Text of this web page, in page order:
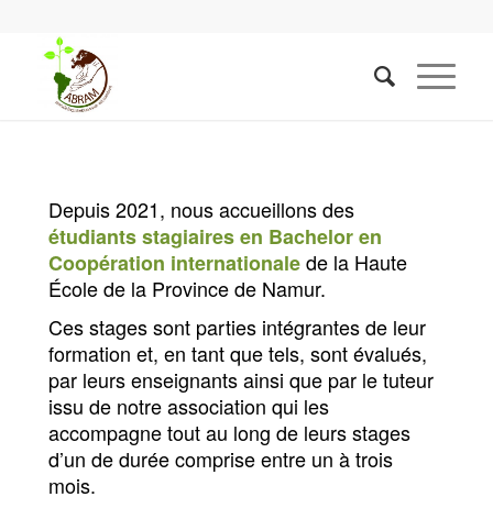
Depuis 2021, nous accueillons des
étudiants stagiaires en Bachelor en
Coopération internationalede la Haute
École de la Province de Namur.
Ces stages sont parties intégrantes de leur
formation et, en tant que tels, sont évalués,
par leurs enseignants ainsi que par le tuteur
issu de notre association qui les
accompagne tout au long de leurs stages
d’un de durée comprise entre un à trois
mois.